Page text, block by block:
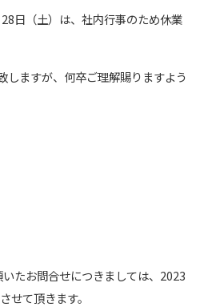
日（土）は、社内行事のため休業
しますが、何卒ご理解賜りますよう
たお問合せにつきましては、2023
せて頂きます。